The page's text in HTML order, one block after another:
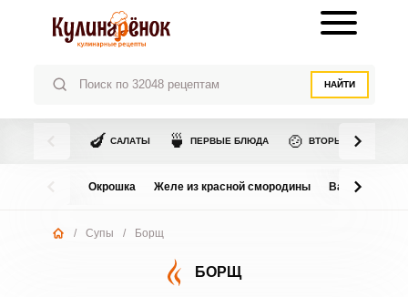
НАЙТИ
🍆 САЛАТЫ 🍵 ПЕРВЫЕ БЛЮДА 🍲 ВТОРЫЕ БЛЮДА
Окрошка Желе из красной смородины Варенье из
/ Супы / Борщ
БОРЩ